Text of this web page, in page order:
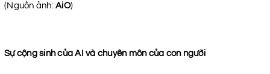
(Nguồn ảnh: AiO)
Sự cộng sinh của AI và chuyên môn của con người